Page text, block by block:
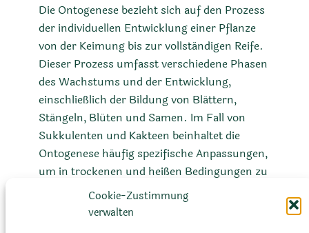
Cookie-Zustimmung
verwalten
Die Ontogenese bezieht sich auf den Prozess
der individuellen Entwicklung einer Pflanze
von der Keimung bis zur vollständigen Reife.
Dieser Prozess umfasst verschiedene Phasen
des Wachstums und der Entwicklung,
einschließlich der Bildung von Blättern,
Stängeln, Blüten und Samen. Im Fall von
Sukkulenten und Kakteen beinhaltet die
Ontogenese häufig spezifische Anpassungen,
um in trockenen und heißen Bedingungen zu
überleben, wie z. B. das Wachstum dicker,
fleischiger Blätter oder Stängel zur